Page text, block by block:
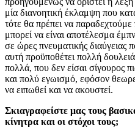
μία διανοητική έκλαμψη που
τότε θα πρέπει να
μπορεί να είναι αποτέλεσμα
σε ώρες πνευματικής
αυτή προϋποθέτει πολλή
πολλά, που δεν είσαι σίγουρος
και πολύ εγωισμό, εφόσον
να ειπωθεί και να ακουστεί.
Σκιαγραφείστε μας τους
κίνητρα και οι στόχοι τους;